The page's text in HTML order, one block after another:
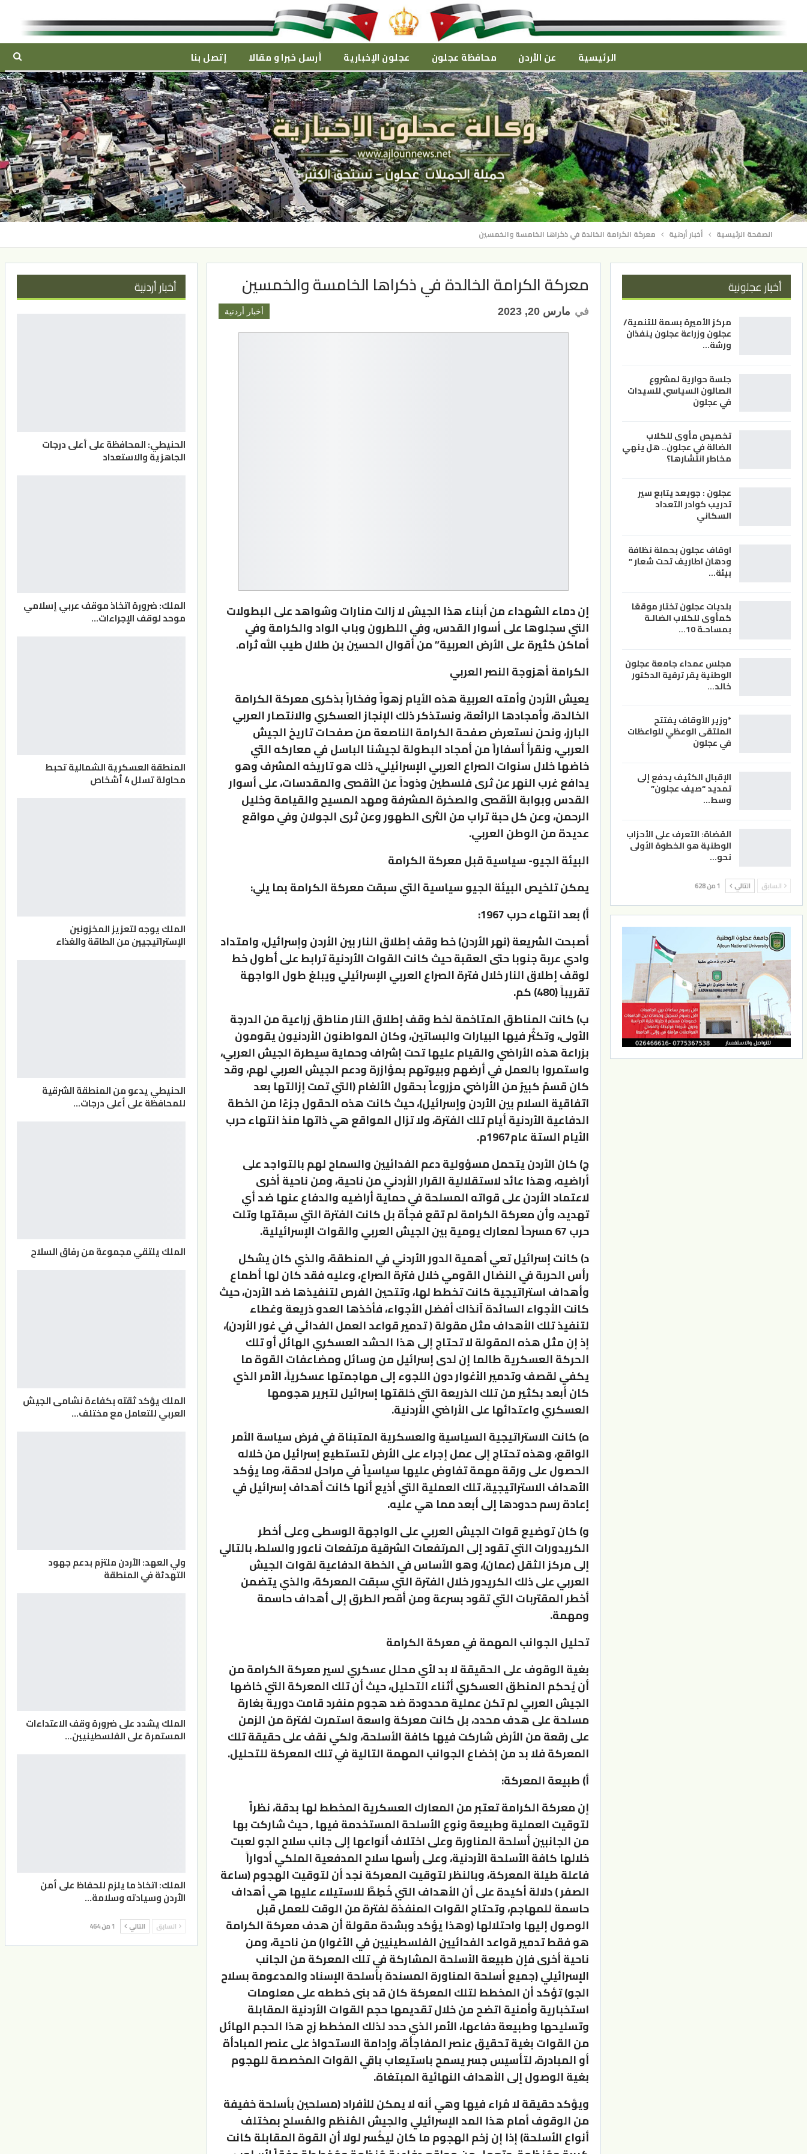
الرئيسية عن الأردن محافظة عجلون عجلون الإخبارية أرسل خبرا و مقالا إتصل بنا
الصفحة الرئيسية أخبار أردنية معركة الكرامة الخالدة في ذكراها الخامسة والخمسين
معركة الكرامة الخالدة في ذكراها الخامسة والخمسين
أخبار أردنية في مارس 20, 2023
إن دماء الشهداء من أبناء هذا الجيش لا زالت منارات وشواهد على البطولات
التي سجلوها على أسوار القدس، وفي اللطرون وباب الواد والكرامة وفي
أماكن كثيرة على الأرض العربية” من أقوال الحسين بن طلال طيب الله ثراه.
الكرامة أهزوجة النصر العربي
يعيش الأردن وأمته العربية هذه الأيام زهواً وفخاراً بذكرى معركة الكرامة
الخالدة، وأمجادها الرائعة، ونستذكر ذلك الإنجاز العسكري والانتصار العربي
البارز، ونحن نستعرض صفحة الكرامة الناصعة من صفحات تاريخ الجيش
العربي، ونقرأ أسفاراً من أمجاد البطولة لجيشنا الباسل في معاركه التي
خاضها خلال سنوات الصراع العربي الإسرائيلي، ذلك هو تاريخه المشرف وهو
يدافع غرب النهر عن ثرى فلسطين وذوداً عن الأقصى والمقدسات، على أسوار
القدس وبوابة الأقصى والصخرة المشرفة ومهد المسيح والقيامة وخليل
الرحمن، وعن كل حبة تراب من الثرى الطهور وعن ثرى الجولان وفي مواقع
عديدة من الوطن العربي.
البيئة الجيو- سياسية قبل معركة الكرامة
يمكن تلخيص البيئة الجيو سياسية التي سبقت معركة الكرامة بما يلي:
أ) بعد انتهاء حرب 1967:
أصبحت الشريعة (نهر الأردن) خط وقف إطلاق النار بين الأردن وإسرائيل، وامتداد
وادي عربة جنوبا حتى العقبة حيث كانت القوات الأردنية ترابط على أطول خط
لوقف إطلاق النار خلال فترة الصراع العربي الإسرائيلي ويبلغ طول الواجهة
تقريباً (480) كم.
ب) كانت المناطق المتاخمة لخط وقف إطلاق النار مناطق زراعية من الدرجة
الأولى، وتكثُر فيها البيارات والبساتين، وكان المواطنون الأردنيون يقومون
بزراعة هذه الأراضي والقيام عليها تحت إشراف وحماية سيطرة الجيش العربي،
واستمروا بالعمل في أرضهم وبيوتهم بمؤازرة ودعم الجيش العربي لهم، وقد
كان قسمٌ كبيرٌ من الأراضي مزروعاً بحقول الألغام (التي تمت إزالتها بعد
اتفاقية السلام بين الأردن وإسرائيل)، حيث كانت هذه الحقول جزءًا من الخطة
الدفاعية الأردنية أيام تلك الفترة، ولا تزال المواقع هي ذاتها منذ انتهاء حرب
الأيام الستة عام1967م.
ج) كان الأردن يتحمل مسؤولية دعم الفدائيين والسماح لهم بالتواجد على
أراضيه، وهذا عائد لاستقلالية القرار الأردني من ناحية، ومن ناحية أخرى
لاعتماد الأردن على قواته المسلحة في حماية أراضيه والدفاع عنها ضد أي
تهديد، وأن معركة الكرامة لم تقع فجأة بل كانت الفترة التي سبقتها وتلت
حرب 67 مسرحاً لمعارك يومية بين الجيش العربي والقوات الإسرائيلية.
د) كانت إسرائيل تعي أهمية الدور الأردني في المنطقة، والذي كان يشكل
رأس الحربة في النضال القومي خلال فترة الصراع، وعليه فقد كان لها أطماع
وأهداف استراتيجية كانت تخطط لها، وتتحين الفرص لتنفيذها ضد الأردن، حيث
كانت الأجواء السائدة آنذاك أفضل الأجواء، فأخذها العدو ذريعة وغطاء
لتنفيذ تلك الأهداف مثل مقولة ( تدمير قواعد العمل الفدائي في غور الأردن)،
إذ إن مثل هذه المقولة لا تحتاج إلى هذا الحشد العسكري الهائل أو تلك
الحركة العسكرية طالما إن لدى إسرائيل من وسائل ومضاعفات القوة ما
يكفي لقصف وتدمير الأغوار دون اللجوء إلى مهاجمتها عسكرياً، الأمر الذي
كان أبعد بكثير من تلك الذريعة التي خلقتها إسرائيل لتبرير هجومها
العسكري واعتدائها على الأراضي الأردنية.
ه) كانت الاستراتيجية السياسية والعسكرية المتبناة في فرض سياسة الأمر
الواقع، وهذه تحتاج إلى عمل إجراء على الأرض لتستطيع إسرائيل من خلاله
الحصول على ورقة مهمة تفاوض عليها سياسياً في مراحل لاحقة، وما يؤكد
الأهداف الاستراتيجية، تلك العملية التي أذيع أنها كانت أهداف إسرائيل في
إعادة رسم حدودها إلى أبعد مما هي عليه.
و) كان توضيع قوات الجيش العربي على الواجهة الوسطى وعلى أخطر
الكريدورات التي تقود إلى المرتفعات الشرقية مرتفعات ناعور والسلط، بالتالي
إلى مركز الثقل (عمان)، وهو الأساس في الخطة الدفاعية لقوات الجيش
العربي على ذلك الكريدور خلال الفترة التي سبقت المعركة، والذي يتضمن
أخطر المقتربات التي تقود بسرعة ومن أقصر الطرق إلى أهداف حاسمة
ومهمة.
تحليل الجوانب المهمة في معركة الكرامة
بغية الوقوف على الحقيقة لا بد لأي محلل عسكري لسير معركة الكرامة من
أن يُحكِم المنطق العسكري أثناء التحليل، حيث أن تلك المعركة التي خاضها
الجيش العربي لم تكن عملية محدودة ضد هجوم منفرد قامت دورية بغارة
مسلحة على هدف محدد، بل كانت معركة واسعة استمرت لفترة من الزمن
على رقعة من الأرض شاركت فيها كافة الأسلحة، ولكي نقف على حقيقة تلك
المعركة فلا بد من إخضاع الجوانب المهمة التالية في تلك المعركة للتحليل.
أ) طبيعة المعركة:
إن معركة الكرامة تعتبر من المعارك العسكرية المخطط لها بدقة، نظراً
لتوقيت العملية وطبيعة ونوع الأسلحة المستخدمة فيها , حيث شاركت بها
من الجانبين أسلحة المناورة وعلى اختلاف أنواعها إلى جانب سلاح الجو لعبت
خلالها كافة الأسلحة الأردنية، وعلى رأسها سلاح المدفعية الملكي أدواراً
فاعلة طيلة المعركة، وبالنظر لتوقيت المعركة نجد أن لتوقيت الهجوم (ساعة
الصفر ) دلالة أكيدة على أن الأهداف التي خُطِطَّ للاستيلاء عليها هي أهداف
حاسمة للمهاجم، وتحتاج القوات المنفذة لفترة من الوقت للعمل قبل
الوصول إليها واحتلالها (وهذا يؤكد وبشدة مقولة أن هدف معركة الكرامة
هو فقط تدمير قواعد الفدائيين الفلسطينيين في الأغوار) من ناحية، ومن
ناحية أخرى فإن طبيعة الأسلحة المشاركة في تلك المعركة من الجانب
الإسرائيلي (جميع أسلحة المناورة المسندة بأسلحة الإسناد والمدعومة بسلاح
الجو) تؤكد أن المخطط لتلك المعركة كان قد بنى خططه على معلومات
استخبارية وأمنية اتضح من خلال تقديمها حجم القوات الأردنية المقابلة
وتسليحها وطبيعة دفاعها، الأمر الذي حدد لذلك المخطط زج هذا الحجم الهائل
من القوات بغية تحقيق عنصر المفاجأة، وإدامة الاستحواذ على عنصر المبادأة
أو المبادرة، لتأسيس جسر يسمح باستيعاب باقي القوات المخصصة للهجوم
بغية الوصول إلى الأهداف النهائية المبتغاة.
ويؤكد حقيقة لا مُراء فيها وهي أنه لا يمكن للأفراد (مسلحين بأسلحة خفيفة
من الوقوف أمام هذا المد الإسرائيلي والجيش المُنظم والمُسلح بمختلف
أنواع الأسلحة) إذا إن زخم الهجوم ما كان ليكُسر لولا أن القوة المقابلة كانت
أخبار عجلونية
مركز الأميرة بسمة للتنمية/
عجلون وزراعة عجلون ينفذان
ورشة…
جلسة حوارية لمشروع
الصالون السياسي للسيدات
في عجلون
تخصيص مأوى للكلاب
الضالة في عجلون.. هل ينهي
مخاطر انتشارها؟
عجلون : جويعد يتابع سير
تدريب كوادر التعداد
السكاني
اوقاف عجلون بحملة نظافة
ودهان اطاريف تحت شعار ”
بيئة…
بلديات عجلون تختار موقعًا
كمأوى للكلاب الضالـة
بمساحـة 10…
مجلس عمداء جامعة عجلون
الوطنية يقر ترقية الدكتور
خالد…
*وزير الأوقاف يفتتح
الملتقى الوعظي للواعظات
في عجلون
الإقبال الكثيف يدفع إلى
تمديد “صيف عجلون”
وسط…
القضاة: التعرف على الأحزاب
الوطنية هو الخطوة الأولى
نحو…
السابق التالي 1 من 628
أخبار أردنية
الحنيطي: المحافظة على أعلى درجات
الجاهزية والاستعداد
الملك: ضرورة اتخاذ موقف عربي إسلامي
موحد لوقف الإجراءات…
المنطقة العسكرية الشمالية تحبط
محاولة تسلل 4 أشخاص
الملك يوجه لتعزيز المخزونين
الإستراتيجيين من الطاقة والغذاء
الحنيطي يدعو من المنطقة الشرقية
للمحافظة على أعلى درجات…
الملك يلتقي مجموعة من رفاق السلاح
الملك يؤكد ثقته بكفاءة نشامى الجيش
العربي للتعامل مع مختلف…
ولي العهد: الأردن ملتزم بدعم جهود
التهدئة في المنطقة
الملك يشدد على ضرورة وقف الاعتداءات
المستمرة على الفلسطينيين…
الملك: اتخاذ ما يلزم للحفاظ على أمن
الأردن وسيادته وسلامة…
السابق التالي 1 من 464